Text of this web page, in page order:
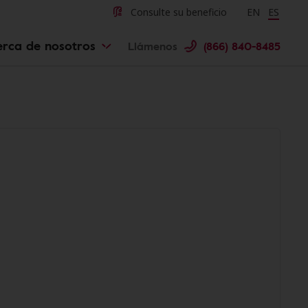
Consulte su beneficio Change
EN ES
de nosotros Llámenos (866) 840-8485